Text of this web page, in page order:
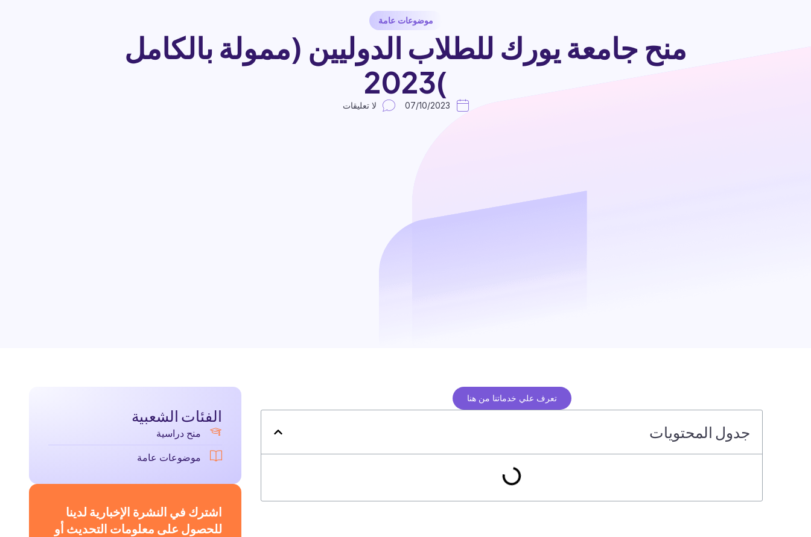
موضوعات عامة
منح جامعة يورك للطلاب الدوليين (ممولة بالكامل
)2023
07/10/2023 لا تعليقات
تعرف علي خدماتنا من هنا
جدول المحتويات
الفئات الشعبية
منح دراسية
موضوعات عامة
اشترك في النشرة الإخبارية لدينا
للحصول على معلومات التحديث أو